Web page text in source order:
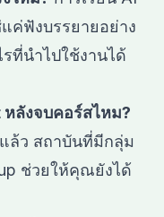
ค่ฟังบรรยายอย่าง
ที่นำไปใช้งานได้
ลังจบคอร์สไหม?
ล้ว สถาบันที่มีกลุ่ม
ช่วยให้คุณยังได้